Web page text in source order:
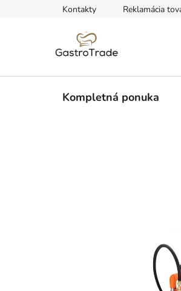
Kontakty Reklamácia
Kompletná ponuka